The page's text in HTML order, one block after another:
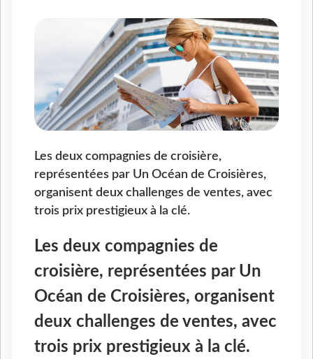
Les deux compagnies de croisière,
représentées par Un Océan de Croisières,
organisent deux challenges de ventes, avec
trois prix prestigieux à la clé.
Les deux compagnies de
croisière, représentées par Un
Océan de Croisières, organisent
deux challenges de ventes, avec
trois prix prestigieux à la clé.